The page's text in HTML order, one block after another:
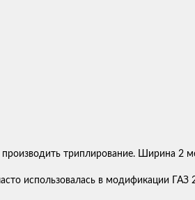
триплирование. Ширина 2
использовалась в модификации ГАЗ